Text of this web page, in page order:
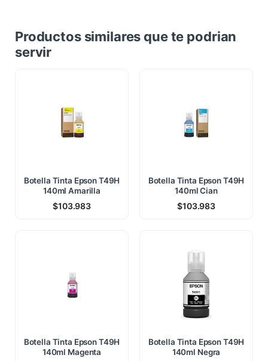
Productos similares que te podrian
servir
Botella Tinta Epson T49H
140ml Amarilla
$103.983
Botella Tinta Epson T49H
140ml Cian
$103.983
Botella Tinta Epson T49H
140ml Magenta
Botella Tinta Epson T49H
140ml Negra